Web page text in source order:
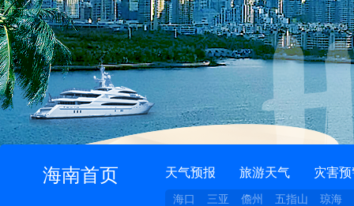
海南首页 天气预报 旅游天气 灾害
海口 三亚 儋州 五指山 琼海